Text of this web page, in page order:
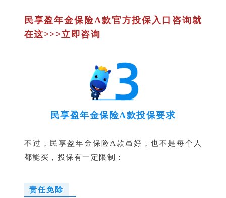
民享盈年金保险A款官方投保入口咨询就
在这>>>立即咨询
民享盈年金保险A款投保要求
不过，民享盈年金保险A款虽好，也不是每个人
都能买，投保有一定限制：
责任免除